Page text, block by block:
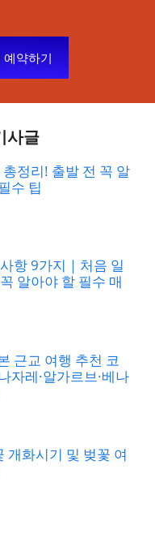
약하기
사글
정리! 출발 전 꼭 알
수 팁
항 9가지｜처음 일
알아야 할 필수 매
근교 여행 추천 코
자레·알가르브·베나
개화시기 및 벚꽃 여